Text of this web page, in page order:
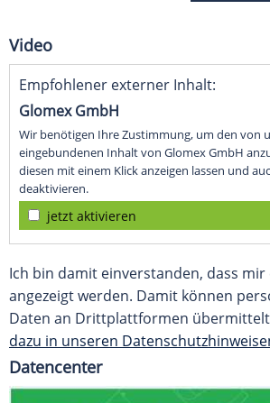
Video
Empfohlener externer Inhalt:
Glomex GmbH
Wir benötigen Ihre Zustimmung, um den von
eingebundenen Inhalt von Glomex GmbH
diesen mit einem Klick anzeigen lassen und
deaktivieren.
jetzt aktivieren
Ich bin damit einverstanden, dass
angezeigt werden. Damit können
Daten an Drittplattformen
dazu in unseren
Datencenter